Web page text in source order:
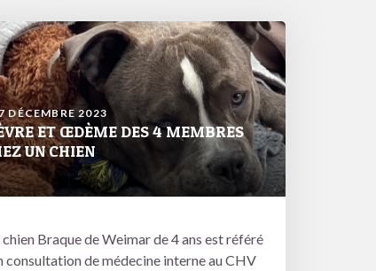
DÉCEMBRE 2023
ET ŒDÈME DES 4 MEMBRES
UN CHIEN
chien Braque de Weimar de 4 ans est référé
consultation de médecine interne au CHV